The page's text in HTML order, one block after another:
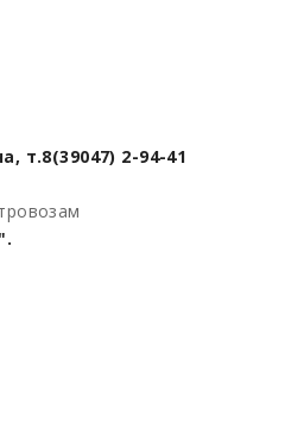
т.8(39047) 2-94-41